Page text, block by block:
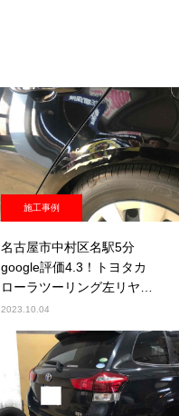
施工事例
名古屋市中村区名駅5分
google評価4.3！トヨタカ
ローラツーリング左リヤク
オーター鈑金塗装
2023.10.04